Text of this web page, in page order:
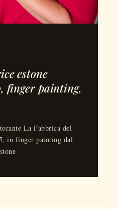
estone
finger painting,
La Fabbrica del
in finger painting dal